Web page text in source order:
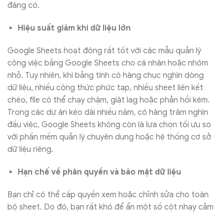
đáng có.
Hiệu suất giảm khi dữ liệu lớn
Google Sheets hoạt động rất tốt với các mẫu quản lý
công việc bằng Google Sheets cho cá nhân hoặc nhóm
nhỏ. Tuy nhiên, khi bảng tính có hàng chục nghìn dòng
dữ liệu, nhiều công thức phức tạp, nhiều sheet liên kết
chéo, file có thể chạy chậm, giật lag hoặc phản hồi kém.
Trong các dự án kéo dài nhiều năm, có hàng trăm nghìn
đầu việc, Google Sheets không còn là lựa chọn tối ưu so
với phần mềm quản lý chuyên dụng hoặc hệ thống cơ sở
dữ liệu riêng.
Hạn chế về phân quyền và bảo mật dữ liệu
Bạn chỉ có thể cấp quyền xem hoặc chỉnh sửa cho toàn
bộ sheet. Do đó, bạn rất khó để ẩn một số cột nhạy cảm